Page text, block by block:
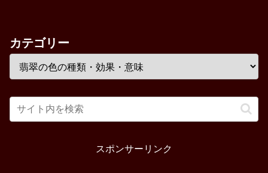
カテゴリー
スポンサーリンク